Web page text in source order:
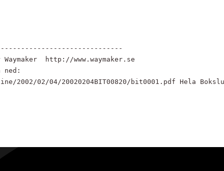
http://www.waymaker.se
2002/02/04/20020204BIT00820/bit0001.pdf Hela